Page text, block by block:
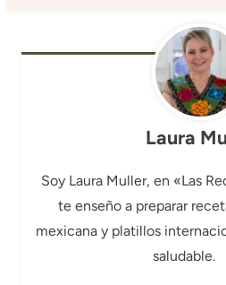
Laura
Soy Laura Muller, en «Las
te enseño a preparar
mexicana y platillos
saludable.